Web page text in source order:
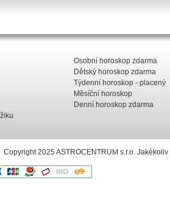
Osobní horoskop zdarma
Dětský horoskop zdarma
Týdenní horoskop - placený
Měsíční horoskop
Denní horoskop zdarma
Copyright 2025 ASTROCENTRUM s.r.o.